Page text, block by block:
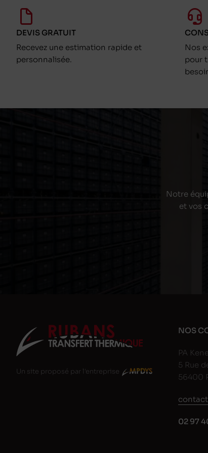
DEVIS GRATUIT
Recevez une estimation rapide et
personnalisée.
Nos
pour
Notre
et vos
Un site proposé par l'entreprise
NOS
PA
5 Rue
56400
02 97